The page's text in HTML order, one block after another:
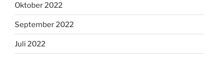
Oktober 2022
September 2022
Juli 2022